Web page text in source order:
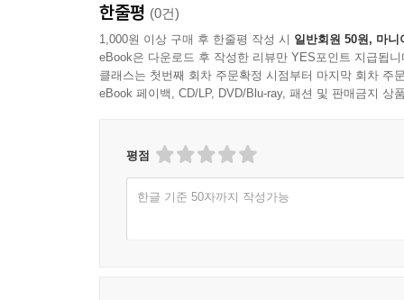
한줄평 (0건)
1,000원 이상 구매 후 한줄평 작성 시 일반회원 50원, 마니
eBook은 다운로드 후 작성한 리뷰만 YES포인트 지급됩니
클래스는 첫번째 회차 주문확정 시점부터 마지막 회차 주
eBook 페이백, CD/LP, DVD/Blu-ray, 패션 및 판매금지 상
평점
한글 기준 50자까지 작성가능